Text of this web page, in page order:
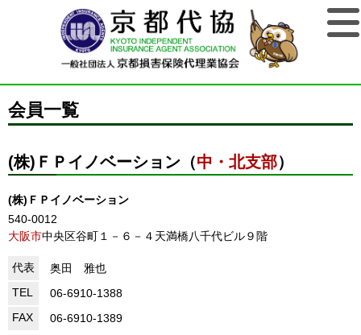
会員一覧
(株)ＦＰイノベーション（中・北支部）
(株)ＦＰイノベーション
540-0012
大阪市中央区谷町１－６－４天満橋八千代ビル９階
代表
奥田 雅也
TEL
06-6910-1388
FAX
06-6910-1389